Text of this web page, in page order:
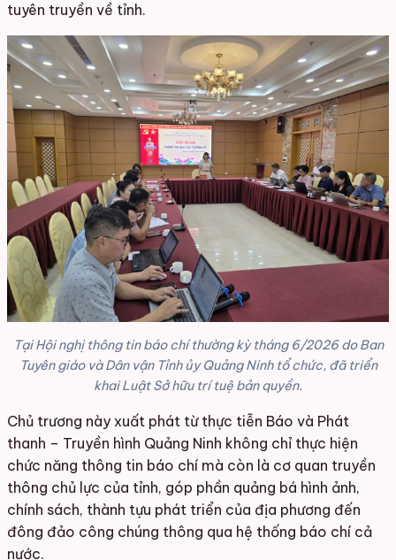
tuyên truyền về tỉnh.
Tại Hội nghị thông tin báo chí thường kỳ tháng 6/2026 do Ban
Tuyên giáo và Dân vận Tỉnh ủy Quảng Ninh tổ chức, đã triển
khai Luật Sở hữu trí tuệ bản quyền.
Chủ trương này xuất phát từ thực tiễn Báo và Phát
thanh – Truyền hình Quảng Ninh không chỉ thực hiện
chức năng thông tin báo chí mà còn là cơ quan truyền
thông chủ lực của tỉnh, góp phần quảng bá hình ảnh,
chính sách, thành tựu phát triển của địa phương đến
đông đảo công chúng thông qua hệ thống báo chí cả
nước.